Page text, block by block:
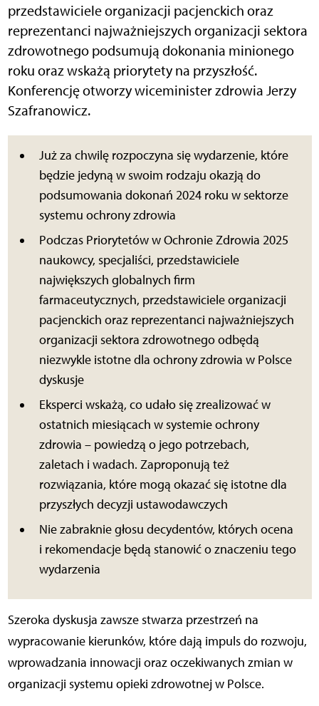
przedstawiciele organizacji pacjenckich oraz
reprezentanci najważniejszych organizacji sektora
zdrowotnego podsumują dokonania minionego
roku oraz wskażą priorytety na przyszłość.
Konferencję otworzy wiceminister zdrowia Jerzy
Szafranowicz.
Już za chwilę rozpoczyna się wydarzenie, które
będzie jedyną w swoim rodzaju okazją do
podsumowania dokonań 2024 roku w sektorze
systemu ochrony zdrowia
Podczas Priorytetów w Ochronie Zdrowia 2025
naukowcy, specjaliści, przedstawiciele
największych globalnych firm
farmaceutycznych, przedstawiciele organizacji
pacjenckich oraz reprezentanci najważniejszych
organizacji sektora zdrowotnego odbędą
niezwykle istotne dla ochrony zdrowia w Polsce
dyskusje
Eksperci wskażą, co udało się zrealizować w
ostatnich miesiącach w systemie ochrony
zdrowia – powiedzą o jego potrzebach,
zaletach i wadach. Zaproponują też
rozwiązania, które mogą okazać się istotne dla
przyszłych decyzji ustawodawczych
Nie zabraknie głosu decydentów, których ocena
i rekomendacje będą stanowić o znaczeniu tego
wydarzenia
Szeroka dyskusja zawsze stwarza przestrzeń na
wypracowanie kierunków, które dają impuls do rozwoju,
wprowadzania innowacji oraz oczekiwanych zmian w
organizacji systemu opieki zdrowotnej w Polsce.